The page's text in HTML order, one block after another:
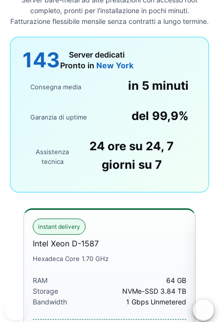
completo, pronti per l'installazione in pochi minuti.
Fatturazione flessibile mensile senza contratti a lungo termine.
143
Server dedicati
Pronto in New York
Consegna media in 5 minuti
Garanzia di uptime del 99,9%
Assistenza
tecnica
24 ore su 24, 7
giorni su 7
instant delivery
Intel Xeon D-1587
Hexadeca Core 1.70 GHz
RAM
64 GB
Storage
NVMe-SSD 3.84 TB
Bandwidth
1 Gbps Unmetered